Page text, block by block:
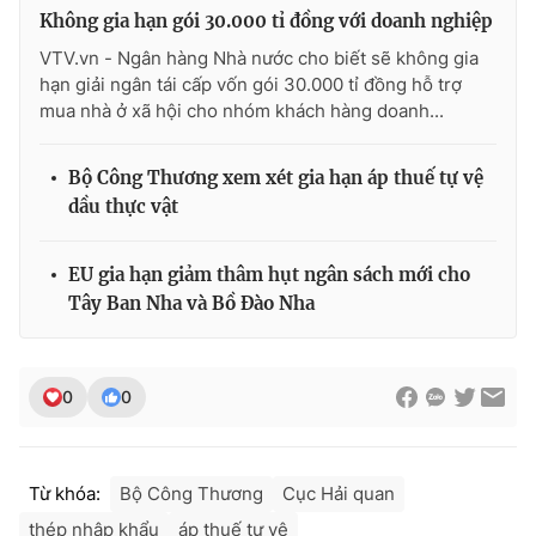
THỜI BÁO VTV
Cơ quan chủ quản:Đài Truyền hình Việt Nam
cấp ngày 29/12/2023
Tổng Biên tập:
Nguyễn Trọng Ninh
Không gia hạn gói 30.000 tỉ đồng với doanh nghiệp
VTV.vn - Ngân hàng Nhà nước cho biết sẽ không gia
hạn giải ngân tái cấp vốn gói 30.000 tỉ đồng hỗ trợ
mua nhà ở xã hội cho nhóm khách hàng doanh...
Bộ Công Thương xem xét gia hạn áp thuế tự vệ
dầu thực vật
EU gia hạn giảm thâm hụt ngân sách mới cho
Tây Ban Nha và Bồ Đào Nha
0 0
Từ khóa: Bộ Công Thương
Cục Hải quan
thép nhập khẩu
áp thuế tự vệ